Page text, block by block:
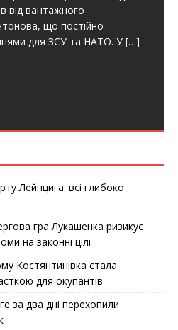
від вантажного
що постійно
для ЗСУ та НАТО. У […]
Лейпцига: всі глибоко
гра Лукашенка ризикує
на законні цілі
Костянтинівка стала
для окупантів
за два дні перехопили